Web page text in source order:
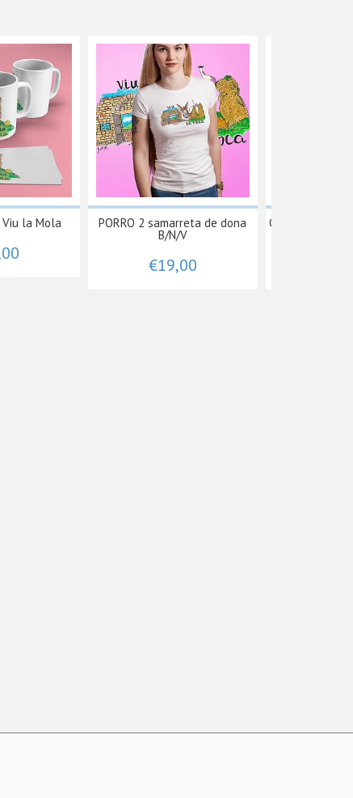
Viu la Mola PORRO 2 samarreta de dona
B/N/V
€19,00
COR 5